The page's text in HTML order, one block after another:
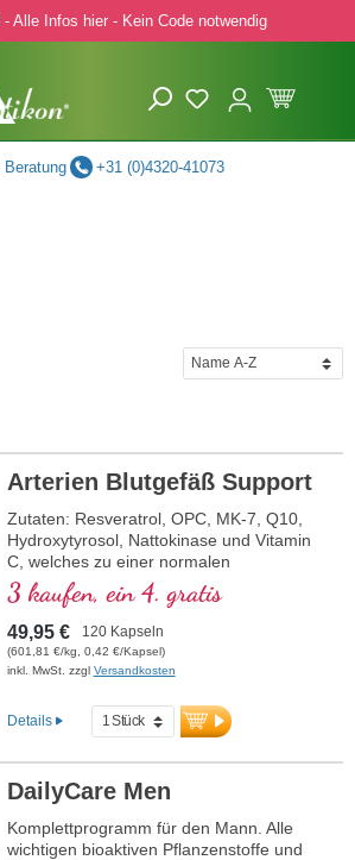
springen
- Alle Infos hier - Kein Code notwendig
Beratung +31 (0)4320-41073
Arterien Blutgefäß Support
Zutaten: Resveratrol, OPC, MK-7, Q10,
Hydroxytyrosol, Nattokinase und Vitamin
C, welches zu einer normalen
Kollagenbildung für eine normale Funktion
der Blutgefäße beiträgt. Die B-Vitamine
liegen in bioaktiver Form vor.
3 kaufen, ein 4. gratis
49,95 € 120 Kapseln
(601,81 €/kg, 0,42 €/Kapsel)
inkl. MwSt. zzgl Versandkosten
Details
DailyCare Men
Komplettprogramm für den Mann. Alle
wichtigen bioaktiven Pflanzenstoffe und